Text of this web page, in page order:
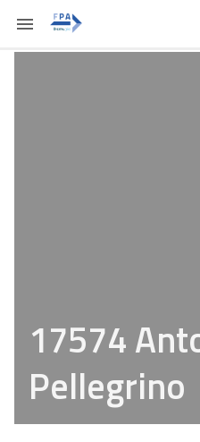
17574
Pellegrino